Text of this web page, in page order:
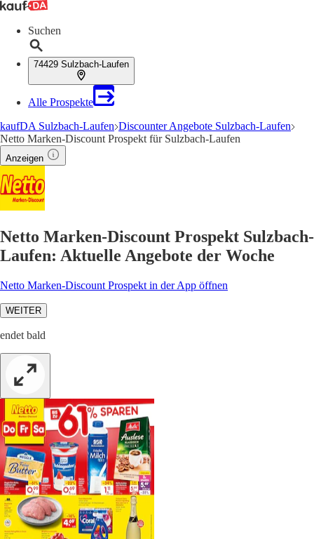
Suchen
74429 Sulzbach-Laufen
Alle Prospekte
kaufDA Sulzbach-Laufen Discounter Angebote Sulzbach-Laufen
Netto Marken-Discount Prospekt für Sulzbach-Laufen
Anzeigen
Netto Marken-Discount Prospekt Sulzbach-
Laufen: Aktuelle Angebote der Woche
Netto Marken-Discount Prospekt in der App öffnen
WEITER
endet bald